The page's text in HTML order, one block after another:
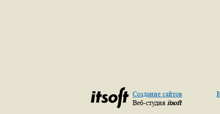
Создание сайтов
Веб-студия itsoft